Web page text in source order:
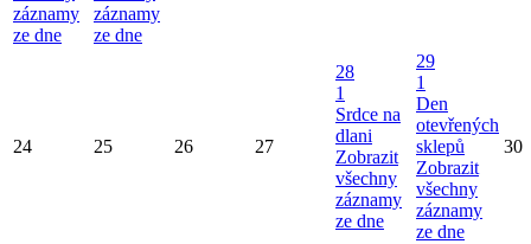
záznamy
ze dne
záznamy
ze dne
24 25 26 27
28
1
Srdce na
dlani
Zobrazit
všechny
záznamy
ze dne
29
1
Den
otevřených
sklepů
Zobrazit
všechny
záznamy
ze dne
30